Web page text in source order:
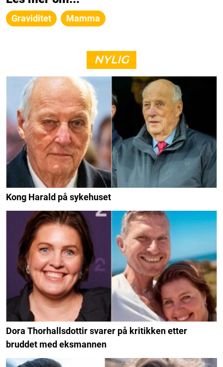
Graviditet Mamma
NYLIG
Kong Harald på sykehuset
Dora Thorhallsdottir svarer på kritikken etter
bruddet med eksmannen